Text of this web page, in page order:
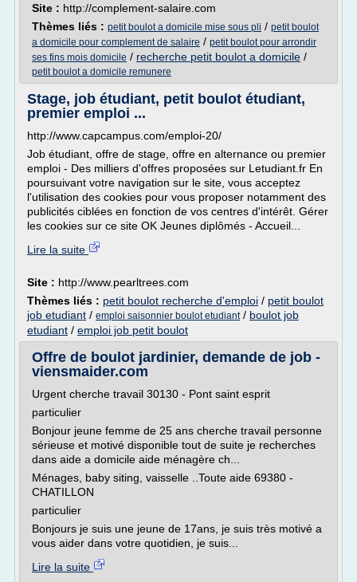
Site : http://complement-salaire.com
Thèmes liés : petit boulot a domicile mise sous pli / petit boulot
a domicile pour complement de salaire / petit boulot pour arrondir
ses fins mois domicile / recherche petit boulot a domicile /
petit boulot a domicile remunere
Stage, job étudiant, petit boulot étudiant,
premier emploi ...
http://www.capcampus.com/emploi-20/
Job étudiant, offre de stage, offre en alternance ou premier
emploi - Des milliers d'offres proposées sur Letudiant.fr En
poursuivant votre navigation sur le site, vous acceptez
l'utilisation des cookies pour vous proposer notamment des
publicités ciblées en fonction de vos centres d'intérêt. Gérer
les cookies sur ce site OK Jeunes diplômés - Accueil...
Lire la suite
Site : http://www.pearltrees.com
Thèmes liés : petit boulot recherche d'emploi / petit boulot
job etudiant / emploi saisonnier boulot etudiant/ boulot job
etudiant / emploi job petit boulot
Offre de boulot jardinier, demande de job -
viensmaider.com
Urgent cherche travail 30130 - Pont saint esprit
particulier
Bonjour jeune femme de 25 ans cherche travail personne
sérieuse et motivé disponible tout de suite je recherches
dans aide a domicile aide ménagère ch...
Ménages, baby siting, vaisselle ..Toute aide 69380 -
CHATILLON
particulier
Bonjours je suis une jeune de 17ans, je suis très motivé a
vous aider dans votre quotidien, je suis...
Lire la suite